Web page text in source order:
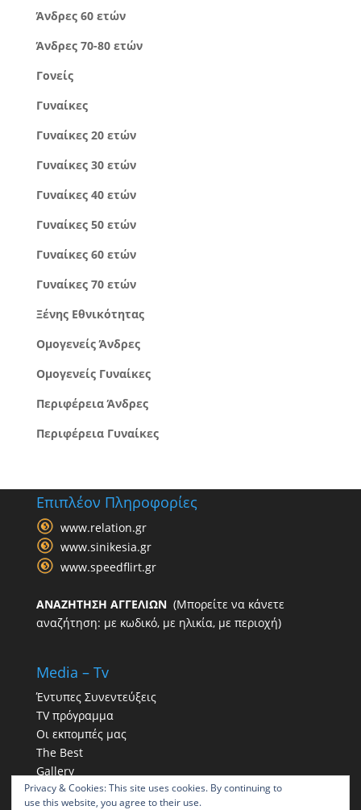
Άνδρες 60 ετών
Άνδρες 70-80 ετών
Γονείς
Γυναίκες
Γυναίκες 20 ετών
Γυναίκες 30 ετών
Γυναίκες 40 ετών
Γυναίκες 50 ετών
Γυναίκες 60 ετών
Γυναίκες 70 ετών
Ξένης Εθνικότητας
Ομογενείς Άνδρες
Ομογενείς Γυναίκες
Περιφέρεια Άνδρες
Περιφέρεια Γυναίκες
Επιπλέον Πληροφορίες
www.relation.gr
www.sinikesia.gr
www.speedflirt.gr
ΑΝΑΖΗΤΗΣΗ ΑΓΓΕΛΙΩΝ(Μπορείτε να κάνετε
αναζήτηση: με κωδικό, με ηλικία, με περιοχή)
Media – Tv
Έντυπες Συνεντεύξεις
TV πρόγραμμα
Οι εκπομπές μας
The Best
Gallery
Η παρουσία μας στα social
Privacy & Cookies: This site uses cookies. By continuing to
use this website, you agree to their use.